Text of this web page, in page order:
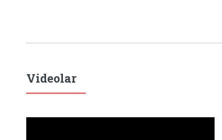
Videolar